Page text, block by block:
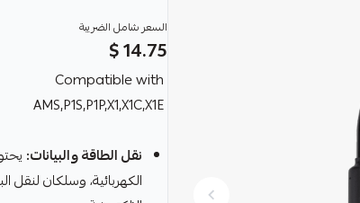
السعر شامل الضريبة
14.75 $
Compatible with
AMS,P1S,P1P,X1,X1C,X1E
نقل الطاقة والبيانات: